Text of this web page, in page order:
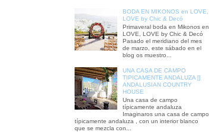
BODA EN MIKONOS en LOVE,
LOVE by Chic & Decó
Primaveral boda en Mikonos en
LOVE, LOVE by Chic & Decó
Pasado el meridiano del mes
de marzo, este sábado en el
blog os muestro...
UNA CASA DE CAMPO
TIPICAMENTE ANDALUZA []
ANDALUSIAN COUNTRY
HOUSE
Una casa de campo
típicamente andaluza
Imaginaros una casa de campo
típicamente andaluza , con un interior blanco
que se mezcla con...